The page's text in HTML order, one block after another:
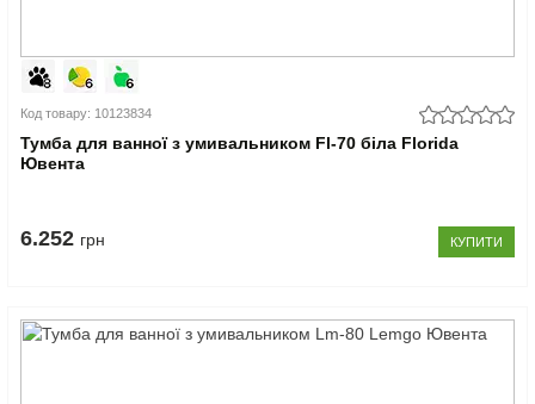
Код товару: 10123834
Тумба для ванної з умивальником Fl-70 біла Florida
Ювента
6.252 грн КУПИТИ